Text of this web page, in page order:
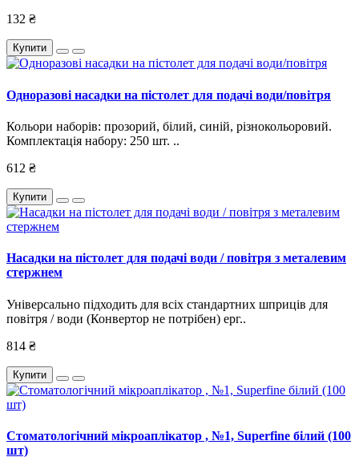
132 ₴
Купити
Одноразові насадки на пістолет для подачі води/повітря
Кольори наборів: прозорий, білий, синій, різнокольоровий.
Комплектація набору: 250 шт. ..
612 ₴
Купити
Насадки на пістолет для подачі води / повітря з металевим
стержнем
Універсально підходить для всіх стандартних шприців для
повітря / води (Конвертор не потрібен) ерг..
814 ₴
Купити
Стоматологічний мікроаплікатор , №1, Superfine білий (100
шт)